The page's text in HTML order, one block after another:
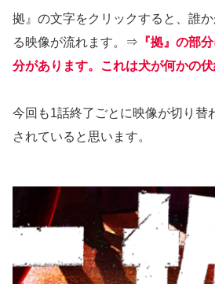
拠』の文字をクリックすると、誰
る映像が流れます。⇒ 『拠』の部
分があります。これは犬が何かの伏
今回も1話終了ごとに映像が切り替
されていると思います。